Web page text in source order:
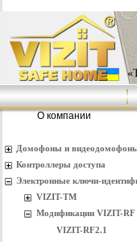
О компании
Домофоны и
Контроллеры доступа
Электронные ключи-
VIZIT-TM
Модификации VIZIT-RF
VIZIT-RF2.1